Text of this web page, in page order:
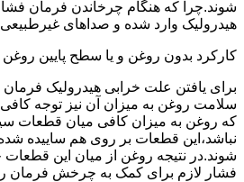
شوند.چرا که هنگام چرخاندن فرمان
هیدرولیک وارد شده و صداهای
کارکرد بدون روغن و یا سطح پایین روغن
برای یافتن علت خرابی هیدرولیک فرمان
سلامت روغن به میزان آن نیز توجه
که روغن به میزان کافی میان قطعات
نباشد،این قطعات بر روی هم ساییده
شوند.در نتیجه روغن از میان این قطعات
فشار لازم برای کمک به چرخش فرمان را